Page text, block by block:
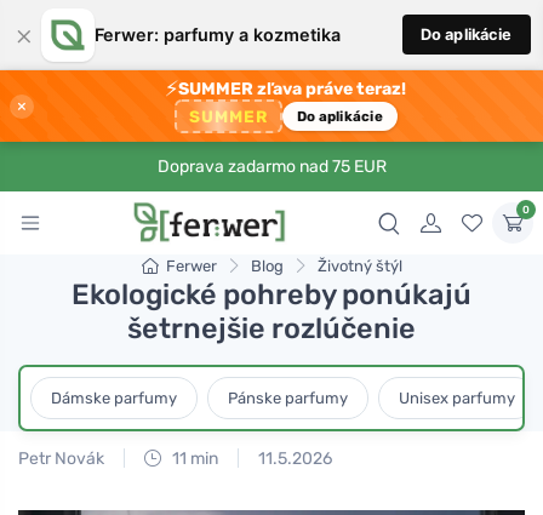
× Ferwer: parfumy a kozmetika Do aplikácie
×
⚡SUMMER zľava práve teraz!
SUMMER Do aplikácie
Doprava zadarmo nad 75 EUR
0
Ferwer Blog Životný štýl
Ekologické pohreby ponúkajú
šetrnejšie rozlúčenie
Dámske parfumy Pánske parfumy Unisex parfumy
Petr Novák 11 min 11.5.2026